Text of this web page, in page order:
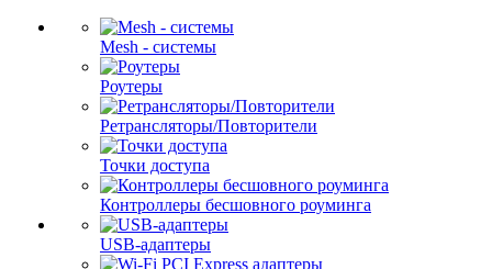
Mesh - системы
Роутеры
Ретрансляторы/Повторители
Точки доступа
Контроллеры бесшовного роуминга
USB-адаптеры